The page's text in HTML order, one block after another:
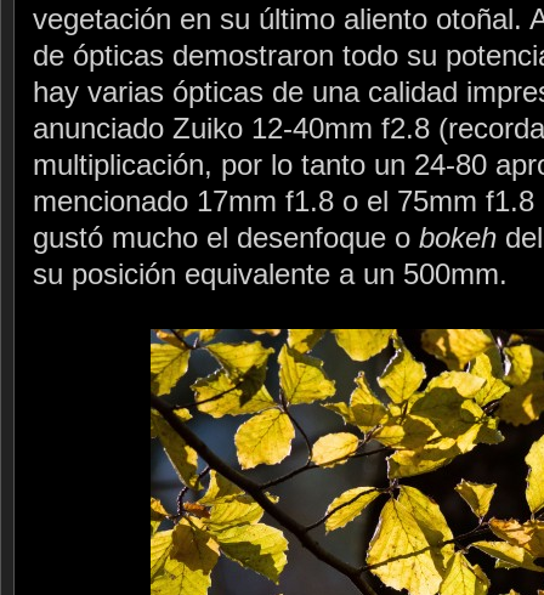
vegetación en su último aliento otoñal.
de ópticas demostraron todo su
hay varias ópticas de una calidad
anunciado Zuiko 12-40mm f2.8
multiplicación, por lo tanto un 24-80
mencionado 17mm f1.8 o el 75mm
gustó mucho el desenfoque o bokeh
su posición equivalente a un 500mm.